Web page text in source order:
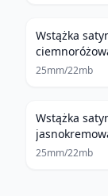
Wstążka
25mm/22mb
Wstążka
25mm/22mb